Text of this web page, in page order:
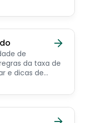
de programas
de
da taxa de
e dicas de